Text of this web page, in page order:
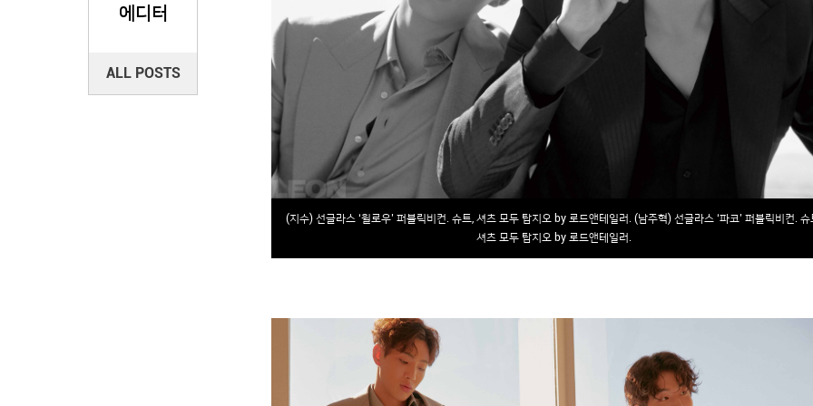
(지수) 선글라스 ‘윌로우’ 퍼블릭비컨. 슈트, 셔츠 모두 탑지오 by 로드앤테일러. (남주혁) 선글라스 ‘파코’ 퍼블릭비컨. 슈
셔츠 모두 탑지오 by 로드앤테일러.
에디터
ALL POSTS